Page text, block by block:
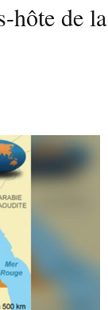
hôte de la